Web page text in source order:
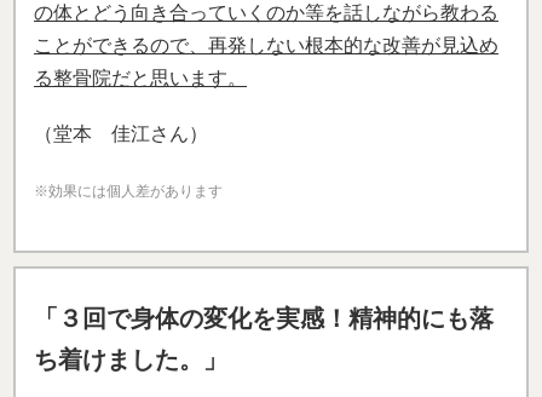
の体とどう向き合っていくのか等を話しながら教わる
ことができるので、再発しない根本的な改善が見込め
る整骨院だと思います。
（堂本 佳江さん）
※効果には個人差があります
「 ３回で身体の変化を実感！精神的にも落
ち着けました。」